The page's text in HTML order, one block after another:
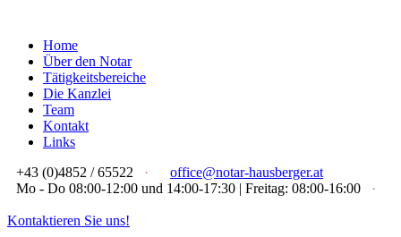
Home
Über den Notar
Tätigkeitsbereiche
Die Kanzlei
Team
Kontakt
Links
+43 (0)4852 / 65522
·
office@notar-hausberger.at
Mo - Do 08:00-12:00 und 14:00-17:30 | Freitag: 08:00-16:00
·
Kontaktieren Sie uns!